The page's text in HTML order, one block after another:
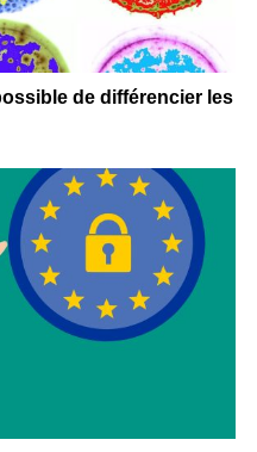
de différencier les